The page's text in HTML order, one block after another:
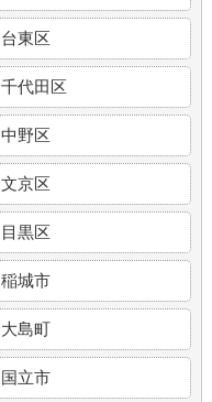
台東区
千代田区
中野区
文京区
目黒区
稲城市
大島町
国立市